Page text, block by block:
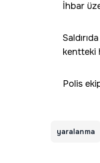
İhbar
kentteki
Polis
yaralanma